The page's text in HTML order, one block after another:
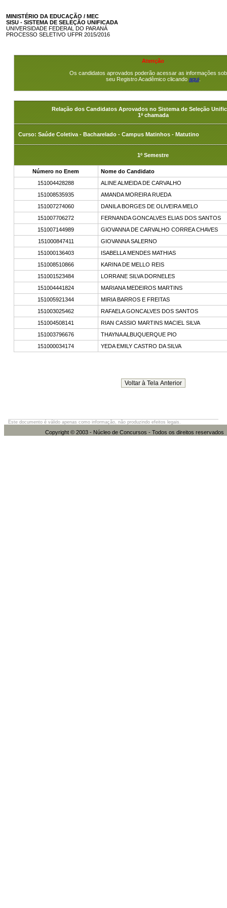
MINISTÉRIO DA EDUCAÇÃO / MEC
SISU - SISTEMA DE SELEÇÃO UNIFICADA
UNIVERSIDADE FEDERAL DO PARANÁ
PROCESSO SELETIVO UFPR 2015/2016
Atenção
Os candidatos aprovados poderão acessar as informações
seu Registro Acadêmico clicandoaqui.
Relação dos Candidatos Aprovados no Sistema de Seleção
1ª chamada
Curso: Saúde Coletiva - Bacharelado - Campus Matinhos - Matutino
1º Semestre
Número no Enem
Nome do Candidato
151004428288
ALINE ALMEIDA DE CARVALHO
151008535935
AMANDA MOREIRA RUEDA
151007274060
DANILA BORGES DE OLIVEIRA MELO
151007706272
FERNANDA GONCALVES ELIAS DOS SANTOS
151007144989
GIOVANNA DE CARVALHO CORREA CHAVES
151000847411
GIOVANNA SALERNO
151000136403
ISABELLA MENDES MATHIAS
151008510866
KARINA DE MELLO REIS
151001523484
LORRANE SILVA DORNELES
151004441824
MARIANA MEDEIROS MARTINS
151005921344
MIRIA BARROS E FREITAS
151003025462
RAFAELA GONCALVES DOS SANTOS
151004508141
RIAN CASSIO MARTINS MACIEL SILVA
151003796676
THAYNA ALBUQUERQUE PIO
151000034174
YEDA EMILY CASTRO DA SILVA
Este documento é válido apenas como informação, não produzindo efeitos legais.
Copyright © 2003 - Núcleo de Concursos - Todos os direitos